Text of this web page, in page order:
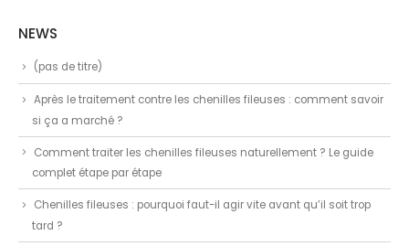
NEWS
(pas de titre)
Après le traitement contre les chenilles fileuses : comment savoir
si ça a marché ?
Comment traiter les chenilles fileuses naturellement ? Le guide
complet étape par étape
Chenilles fileuses : pourquoi faut-il agir vite avant qu’il soit trop
tard ?